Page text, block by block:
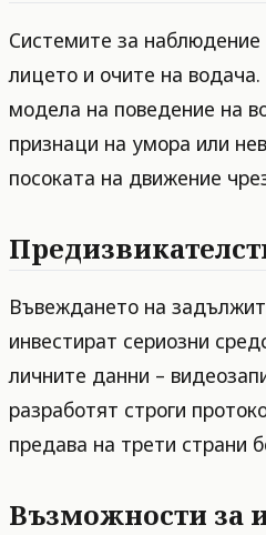
Системите за наблюдение
лицето и очите на
модела на поведение на
признаци на умора или
посоката на движение
Въвеждането на
инвестират сериозни
личните данни –
разработят строги
предава на трети страни
Възможности за